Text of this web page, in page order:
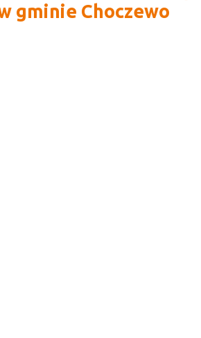
gminie Choczewo